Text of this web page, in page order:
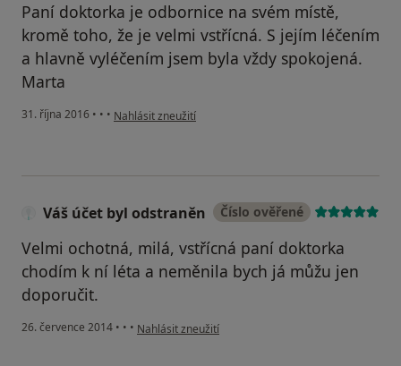
Paní doktorka je odbornice na svém místě,
kromě toho, že je velmi vstřícná. S jejím léčením
a hlavně vyléčením jsem byla vždy spokojená.
Marta
31. října 2016 • • • podle názoru uživatele Váš účet byl odstraněn
Nahlásit zneužití
Váš účet byl odstraněn Číslo ověřené
Velmi ochotná, milá, vstřícná paní doktorka
chodím k ní léta a neměnila bych já můžu jen
doporučit.
26. července 2014 • • • podle názoru uživatele Váš účet byl odstraněn
Nahlásit zneužití